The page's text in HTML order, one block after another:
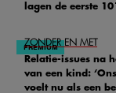
lagen de eerste
ZONDER EN MET
Relatie-issues na
van een kind:
voelt nu als een